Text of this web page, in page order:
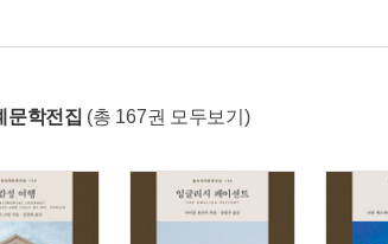
문학전집 (총 167권 모두보기)